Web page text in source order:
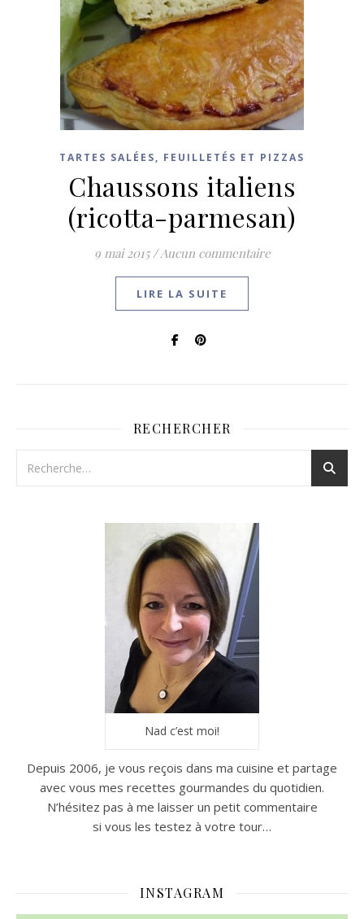
TARTES SALÉES, FEUILLETÉS ET PIZZAS
Chaussons italiens
(ricotta-parmesan)
9 mai 2015 /Aucun commentaire
LIRE LA SUITE
RECHERCHER
Nad c’est moi!
Depuis 2006, je vous reçois dans ma cuisine et partage
avec vous mes recettes gourmandes du quotidien.
N’hésitez pas à me laisser un petit commentaire
si vous les testez à votre tour…
INSTAGRAM